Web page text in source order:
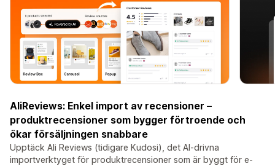
AliReviews: Enkel import av recensioner –
produktrecensioner som bygger förtroende och
ökar försäljningen snabbare
Upptäck Ali Reviews (tidigare Kudosi), det AI-drivna
importverktyget för produktrecensioner som är byggt för e-